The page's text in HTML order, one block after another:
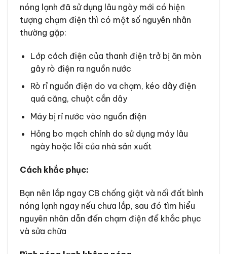
nóng lạnh đã sử dụng lâu ngày mới có hiện
tượng chạm điện thì có một số nguyên nhân
thường gặp:
Lớp cách điện của thanh điện trở bị ăn mòn
gây rò điện ra nguồn nước
Rò rỉ nguồn điện do va chạm, kéo dây điện
quá căng, chuột cắn dây
Máy bị rỉ nước vào nguồn điện
Hỏng bo mạch chính do sử dụng máy lâu
ngày hoặc lỗi của nhà sản xuất
Cách khắc phục:
Bạn nên lắp ngay CB chống giật và nối đất bình
nóng lạnh ngay nếu chưa lắp, sau đó tìm hiểu
nguyên nhân dẫn đến chạm điện để khắc phục
và sửa chữa